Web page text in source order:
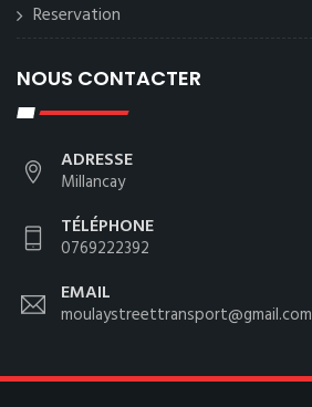
Reservation
NOUS CONTACTER
ADRESSE
Millancay
TÉLÉPHONE
0769222392
EMAIL
moulaystreettransport@gmail.com